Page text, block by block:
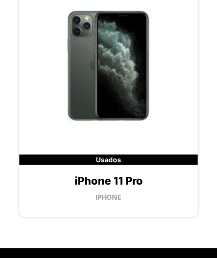
IPHONE
iPhone 11 Pro
Usados